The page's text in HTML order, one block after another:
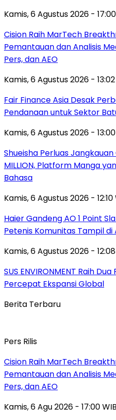
Kamis, 6 Agustus 2026 -
Cision Raih MarTech
Pemantauan dan Analisis
Pers, dan AEO
Kamis, 6 Agustus 2026 -
Fair Finance Asia Desak
Pendanaan untuk Sektor
Kamis, 6 Agustus 2026 -
Shueisha Perluas
MILLION, Platform Manga
Bahasa
Kamis, 6 Agustus 2026 - 12:10
Haier Gandeng AO 1 Point
Petenis Komunitas Tampil di
Kamis, 6 Agustus 2026 -
SUS ENVIRONMENT Raih
Percepat Ekspansi Global
Berita Terbaru
Pers Rilis
Cision Raih MarTech
Pemantauan dan Analisis
Pers, dan AEO
Kamis, 6 Agu 2026 - 17:00 WIB